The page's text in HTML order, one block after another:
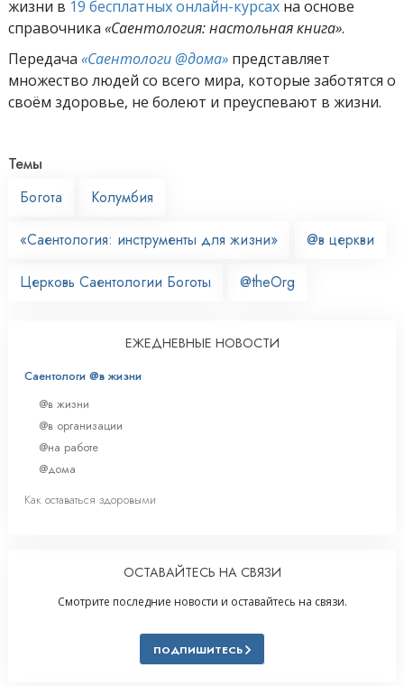
жизни в 19 бесплатных онлайн-курсах на основе
справочника «Саентология: настольная книга».
Передача «Саентологи @дома» представляет
множество людей со всего мира, которые заботятся о
своём здоровье, не болеют и преуспевают в жизни.
Темы
Богота
Колумбия
«Саентология: инструменты для жизни» @в церкви
Церковь Саентологии Боготы @theOrg
ЕЖЕДНЕВНЫЕ НОВОСТИ
Саентологи @в жизни
@в жизни
@в организации
@на работе
@дома
Как оставаться здоровыми
ОСТАВАЙТЕСЬ НА СВЯЗИ
Смотрите последние новости и оставайтесь на связи.
ПОДПИШИТЕСЬ